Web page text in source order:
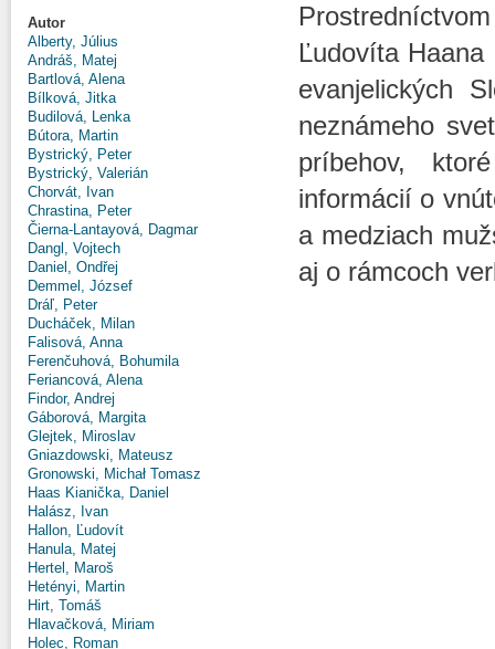
Autor
Alberty, Július
Andráš, Matej
Bartlová, Alena
Bílková, Jitka
Budilová, Lenka
Bútora, Martin
Bystrický, Peter
Bystrický, Valerián
Chorvát, Ivan
Chrastina, Peter
Čierna-Lantayová, Dagmar
Dangl, Vojtech
Daniel, Ondřej
Demmel, József
Dráľ, Peter
Ducháček, Milan
Falisová, Anna
Ferenčuhová, Bohumila
Feriancová, Alena
Findor, Andrej
Gáborová, Margita
Glejtek, Miroslav
Gniazdowski, Mateusz
Gronowski, Michał Tomasz
Haas Kianička, Daniel
Halász, Ivan
Hallon, Ľudovít
Hanula, Matej
Hertel, Maroš
Hetényi, Martin
Hirt, Tomáš
Hlavačková, Miriam
Holec, Roman
Ľudovíta
evanjelických
neznámeho
príbehov,
informácií o
a medziach
aj o rámcoch